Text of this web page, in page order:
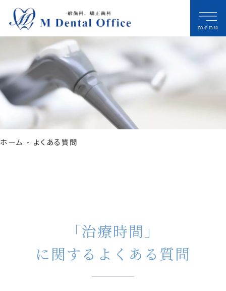
ホーム よくある質問
「治療時間」
に関するよくある質問
menu